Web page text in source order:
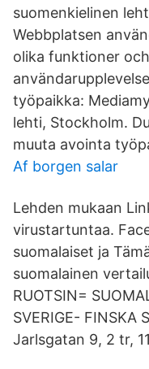
suomenkielinen
Webbplatsen
olika funktioner
työpaikka:
lehti, Stockholm.
muuta avointa
Af borgen salar
Lehden mukaan
virustartuntaa.
suomalaiset ja
suomalainen
RUOTSIN=
SVERIGE- FINSKA
Jarlsgatan 9, 2 tr,